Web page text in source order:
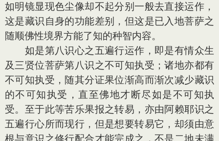
如明镜显现色尘像却不起分别一般去直接运作，
这是藏识自身的功能差别，但这是已入地菩萨之
随顺佛性境界方能了知的种智内容。
如是第八识心之五遍行运作，即是有情众生
及三贤位菩萨第八识之不可知执受；诸地亦都有
不可知执受，随其分证果位渐高而渐次减少藏识
的不可知执受，直至佛地才断尽如是不可知执
受。至于此等苦乐果报之转易，亦由阿赖耶识之
五遍行心所而现行，但是想要转易它，却须由意
根与意识之修行配合才能完成之，不是二地未满